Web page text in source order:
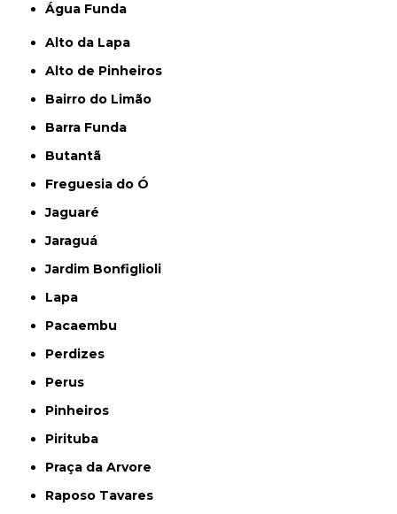
Água Funda
Alto da Lapa
Alto de Pinheiros
Bairro do Limão
Barra Funda
Butantã
Freguesia do Ó
Jaguaré
Jaraguá
Jardim Bonfiglioli
Lapa
Pacaembu
Perdizes
Perus
Pinheiros
Pirituba
Praça da Arvore
Raposo Tavares